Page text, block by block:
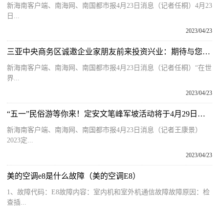
新海南客户端、南海网、南国都市报4月23日消息（记者任桐）4月23
日...
2023/04/23
三亚中央商务区诚邀企业家朋友前来投资兴业：期待与您逐梦前行-每日视讯
新海南客户端、南海网、南国都市报4月23日消息（记者任桐）“在世
界...
2023/04/23
“五一”民俗游等你来！定安文笔峰军坡活动将于4月29日开幕 当前视讯
新海南客户端、南海网、南国都市报4月23日消息（记者王康景）
2023定...
2023/04/23
美的空调e8是什么故障（美的空调E8）
1、故障代码：E8故障内容：室内机和室外机通信故障故障原因：检
查插...